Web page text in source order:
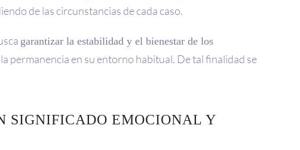
de las circunstancias de cada caso.
garantizar la estabilidad y el bienestar de los
permanencia en su entorno habitual. De tal finalidad se
SIGNIFICADO EMOCIONAL Y